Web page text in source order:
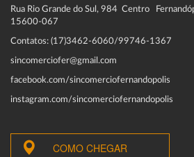
Rua Rio Grande do Sul, 984 Centro
15600-067
Contatos: (17)3462-6060/99746-1367
sincomerciofer@gmail.com
facebook.com/sincomerciofernandopolis
instagram.com/sincomerciofernandopolis
COMO CHEGAR